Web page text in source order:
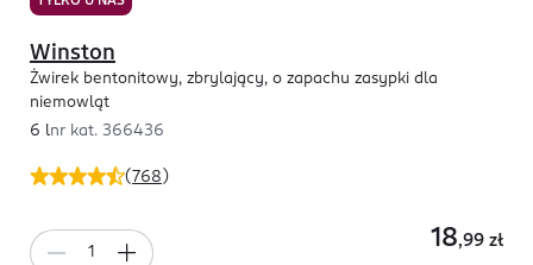
( 768 )
Winston
Żwirek bentonitowy, zbrylający, o zapachu zasypki dla
niemowląt
6 lnr kat. 366436
18,99 zł